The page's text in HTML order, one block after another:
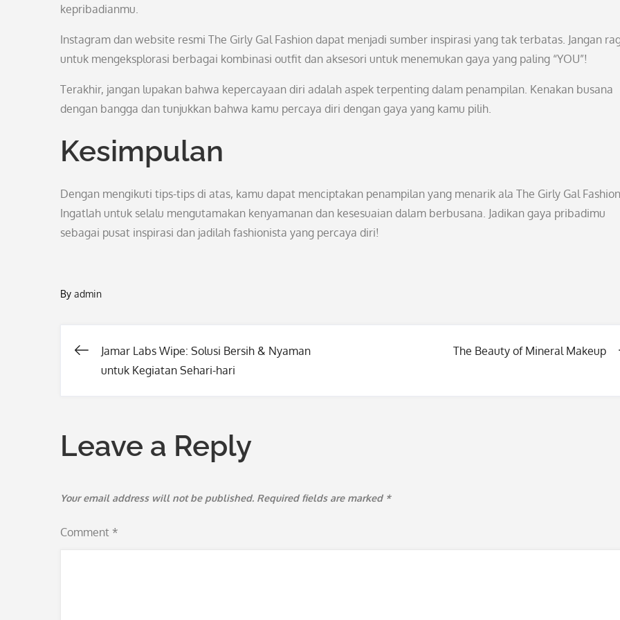
kepribadianmu.
Instagram dan website resmi The Girly Gal Fashion dapat menjadi sumber inspirasi yang tak terbatas. Jangan
untuk mengeksplorasi berbagai kombinasi outfit dan aksesori untuk menemukan gaya yang paling “YOU”!
Terakhir, jangan lupakan bahwa kepercayaan diri adalah aspek terpenting dalam penampilan. Kenakan busana
dengan bangga dan tunjukkan bahwa kamu percaya diri dengan gaya yang kamu pilih.
Kesimpulan
Dengan mengikuti tips-tips di atas, kamu dapat menciptakan penampilan yang menarik ala The Girly Gal
Ingatlah untuk selalu mengutamakan kenyamanan dan kesesuaian dalam berbusana. Jadikan gaya pribadimu
sebagai pusat inspirasi dan jadilah fashionista yang percaya diri!
By admin
Post
Jamar Labs Wipe: Solusi Bersih & Nyaman
untuk Kegiatan Sehari-hari
The Beauty of Mineral Makeup
Leave a Reply
Your email address will not be published. Required fields are marked *
Comment *